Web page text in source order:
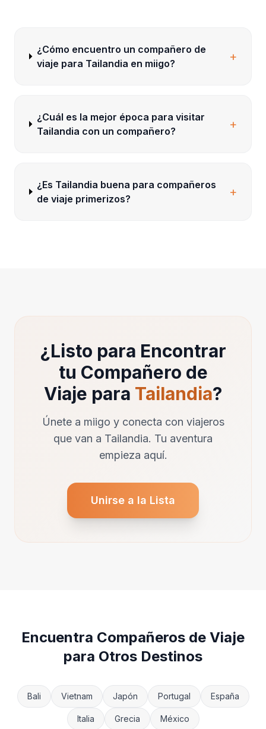
¿Cómo encuentro un compañero de
viaje para Tailandia en miigo?
+
¿Cuál es la mejor época para visitar
Tailandia con un compañero?
+
¿Es Tailandia buena para compañeros
de viaje primerizos?
+
¿Listo para Encontrar
tu Compañero de
Viaje para Tailandia?
Únete a miigo y conecta con viajeros
que van a Tailandia. Tu aventura
empieza aquí.
Unirse a la Lista
Encuentra Compañeros de Viaje
para Otros Destinos
Bali Vietnam Japón Portugal España
Italia Grecia México